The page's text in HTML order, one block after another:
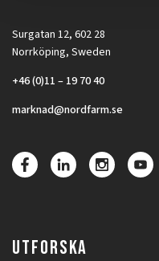
Surgatan 12, 602 28
Norrköping, Sweden
+46 (0)11 – 19 70 40
marknad@nordfarm.se
UTFORSKA